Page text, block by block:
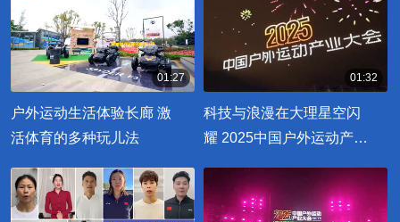
已突破4亿人
01:27
户外运动生活体验长廊 激
活体育的多种玩儿法
01:32
科技与浪漫在大理星空闪
耀 2025中国户外运动产业